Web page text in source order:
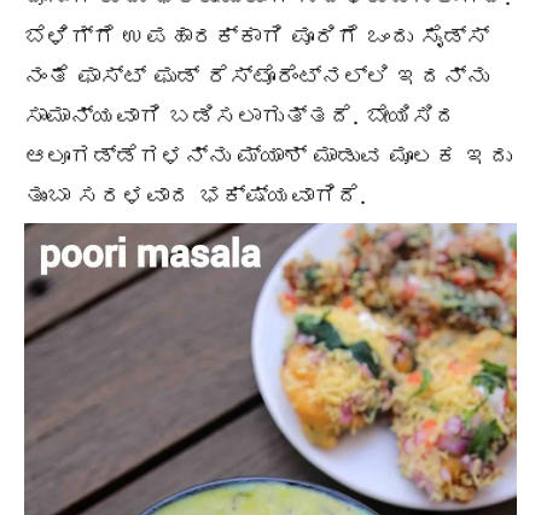
ಬೆಳಿಗ್ಗೆ ಉಪಹಾರಕ್ಕಾಗಿ ಪೂರಿಗೆ ಒಂದು ಸೈಡ್ಸ್
ನಂತೆ ಫಾಸ್ಟ್ ಫುಡ್ ರೆಸ್ಟೊರೆಂಟ್ನಲ್ಲಿ ಇದನ್ನು
ಸಾಮಾನ್ಯವಾಗಿ ಬಡಿಸಲಾಗುತ್ತದೆ. ಬೇಯಿಸಿದ
ಆಲೂಗಡ್ಡೆಗಳನ್ನು ಮ್ಯಾಶ್ ಮಾಡುವ ಮೂಲಕ ಇದು
ತುಂಬಾ ಸರಳವಾದ ಭಕ್ಷ್ಯವಾಗಿದೆ.